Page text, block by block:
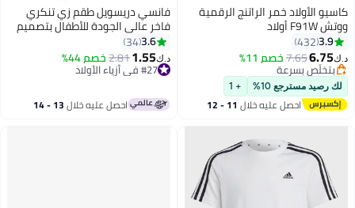
كاسيو الأولاد خمر الراتنج الرقمية
ووتش F91W أولاد
3.9
432
د.ك‏ 6.75
7.65خصم 11%
بتخلّص بسرعة
بتخلّص بسرعة
لك رصيد مسترجع 10%
احصل عليه خلال 11 - 12
فانسي دريسويل طقم زي تنكري
فاخر عالي الجودة للأطفال بتصميم
شخصية سوبر هيرو سبايدرمان 4 - 6
Years
3.6
34
د.ك‏ 1.55
2.81خصم 44%
#27 في أزياء الأولاد
#27 في أزياء الأولاد
احصل عليه خلال 13 - 14